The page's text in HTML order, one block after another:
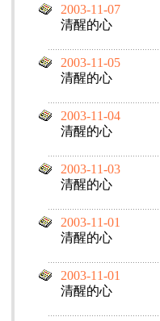
2003-11-07
清醒的心
2003-11-05
清醒的心
2003-11-04
清醒的心
2003-11-03
清醒的心
2003-11-01
清醒的心
2003-11-01
清醒的心